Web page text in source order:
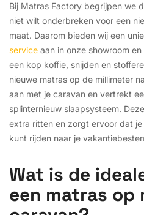
Bij Matras Factory begrijpen we
niet wilt onderbreken voor een
maat. Daarom bieden wij een
service aan in onze showroom
een kop koffie, snijden en
nieuwe matras op de millimeter
aan met je caravan en vertrekt
splinternieuw slaapsysteem.
extra ritten en zorgt ervoor dat
kunt rijden naar je
Wat is de
een matras op